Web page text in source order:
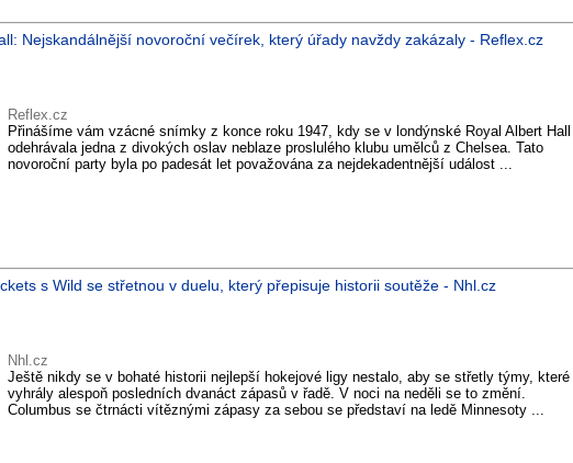
Nejskandálnější novoroční večírek, který úřady navždy zakázaly - Reflex.cz
Reflex.cz
Přinášíme vám vzácné snímky z konce roku 1947, kdy se v londýnské Royal Albert Hall
odehrávala jedna z divokých oslav neblaze proslulého klubu umělců z Chelsea. Tato
novoroční party byla po padesát let považována za nejdekadentnější událost ...
s Wild se střetnou v duelu, který přepisuje historii soutěže - Nhl.cz
Nhl.cz
Ještě nikdy se v bohaté historii nejlepší hokejové ligy nestalo, aby se střetly týmy, které
vyhrály alespoň posledních dvanáct zápasů v řadě. V noci na neděli se to změní.
Columbus se čtrnácti vítěznými zápasy za sebou se představí na ledě Minnesoty ...